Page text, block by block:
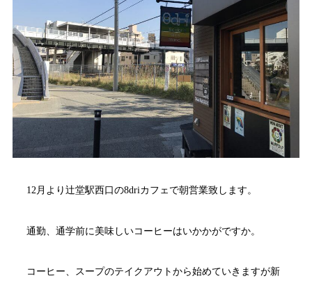
12月より辻堂駅西口の8driカフェで朝営業致します。
通勤、通学前に美味しいコーヒーはいかかがですか。
コーヒー、スープのテイクアウトから始めていきますが新